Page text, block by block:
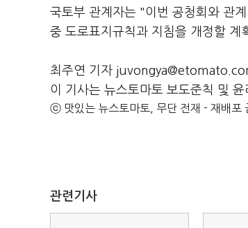
국토부 관계자는 "이번 공청회와 관
중 도로표지규칙과 지침을 개정할 계
최주연 기자
이 기사는 뉴스토마토 보도준칙 및
ⓒ 맛있는 뉴스토마토, 무단 전재 - 재배포
관련기사